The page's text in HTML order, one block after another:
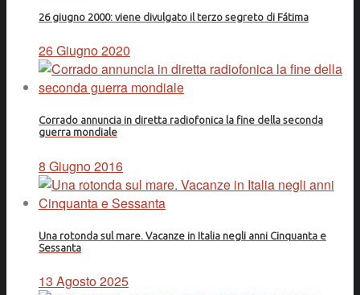
26 giugno 2000: viene divulgato il terzo segreto di Fátima
26 Giugno 2020
Corrado annuncia in diretta radiofonica la fine della seconda
guerra mondiale
8 Giugno 2016
Una rotonda sul mare. Vacanze in Italia negli anni Cinquanta e
Sessanta
13 Agosto 2025